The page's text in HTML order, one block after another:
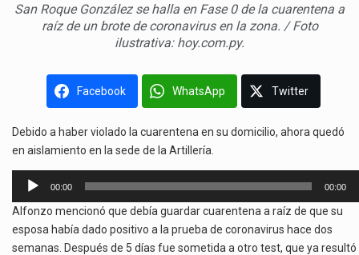
San Roque González se halla en Fase 0 de la cuarentena a
raíz de un brote de coronavirus en la zona. / Foto
ilustrativa: hoy.com.py.
Facebook WhatsApp Twitter
Debido a haber violado la cuarentena en su domicilio, ahora quedó
en aislamiento en la sede de la Artillería.
Reproductor
audio
00:00 00:00
Alfonzo mencionó que debía guardar cuarentena a raíz de que su
esposa había dado positivo a la prueba de coronavirus hace dos
semanas. Después de 5 días fue sometida a otro test, que ya resultó